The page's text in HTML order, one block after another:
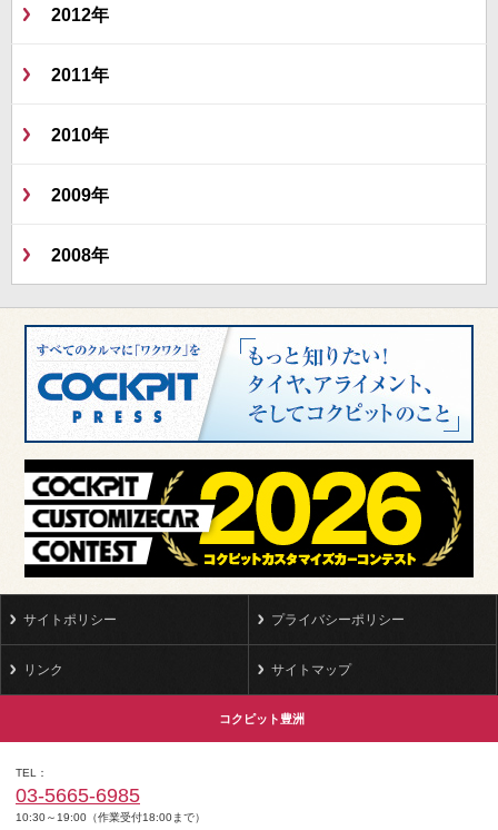
2012年
2011年
2010年
2009年
2008年
サイトポリシー プライバシーポリシー
リンク サイトマップ
コクピット豊洲
TEL
03-5665-6985
10:30～19:00（作業受付18:00まで）